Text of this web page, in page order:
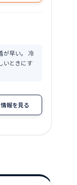
クで使い
冷凍
したら 限定
が早い。 冷
いときにす
報を見る